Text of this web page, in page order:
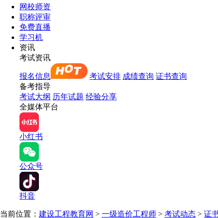
网校师资
职称评审
免费直播
学习机
资讯
考试资讯
报名信息 考试安排 成绩查询 证书查询
备考指导
考试大纲 历年试题 经验分享
全媒体平台
小红书
公众号
抖音
当前位置： 建设工程教育网 > 一级造价工程师 > 考试动态 > 证